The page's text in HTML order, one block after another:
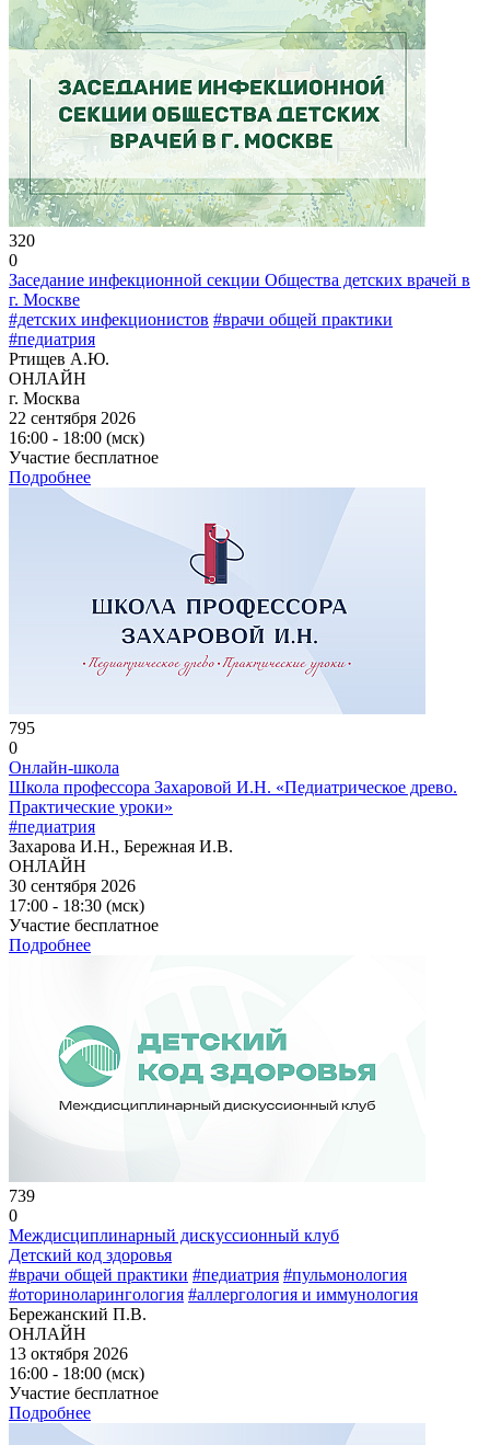
320
0
Заседание инфекционной секции Общества детских врачей в
г. Москве
#детских инфекционистов #врачи общей практики
#педиатрия
Ртищев А.Ю.
ОНЛАЙН
г. Москва
22 сентября 2026
16:00 - 18:00 (мск)
Участие бесплатное
Подробнее
795
0
Онлайн-школа
Школа профессора Захаровой И.Н. «Педиатрическое древо.
Практические уроки»
#педиатрия
Захарова И.Н., Бережная И.В.
ОНЛАЙН
30 сентября 2026
17:00 - 18:30 (мск)
Участие бесплатное
Подробнее
739
0
Междисциплинарный дискуссионный клуб
Детский код здоровья
#врачи общей практики #педиатрия #пульмонология
#оториноларингология #аллергология и иммунология
Бережанский П.В.
ОНЛАЙН
13 октября 2026
16:00 - 18:00 (мск)
Участие бесплатное
Подробнее